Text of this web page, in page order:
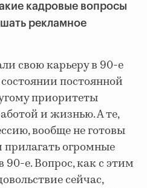
кадровые вопросы
рекламное
свою карьеру в 90-е
постоянной
приоритеты
и жизнью. А те,
вообще не готовы
прилагать огромные
90-е. Вопрос, как с этим
сейчас,